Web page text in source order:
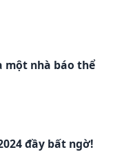
một nhà báo thể
đầy bất ngờ!